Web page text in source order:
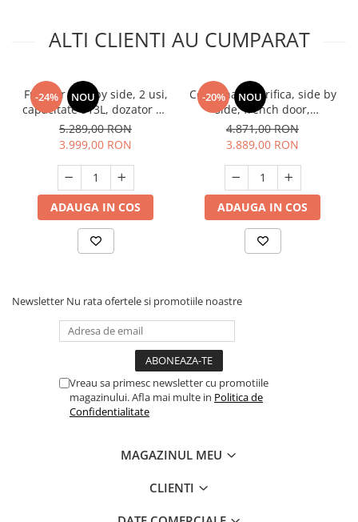
ALTI CLIENTI AU CUMPARAT
-24% NOU
Frigider side by side, 2 usi,
capacitate 513L, dozator de
apa si gheata, FULL NO
FROST, afisaj LCD, dual
670NFIDE
5.289,00 RON
3.999,00 RON
ADAUGA IN COS
-20% NOU
Combina frigorifica, side by
side, french door,
capacitate 516 L, No Frost,
display tocuh, compresor
4.871,00 RON
3.889,00 RON
ADAUGA IN COS
Newsletter Nu rata ofertele si promotiile noastre
Vreau sa primesc newsletter cu promotiile
magazinului. Afla mai multe in Politica de
Confidentialitate
MAGAZINUL MEU
CLIENTI